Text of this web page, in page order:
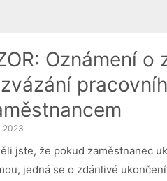
Oznámení o
2023
jste, že pokud zaměstnanec
jedná se o zdánlivé